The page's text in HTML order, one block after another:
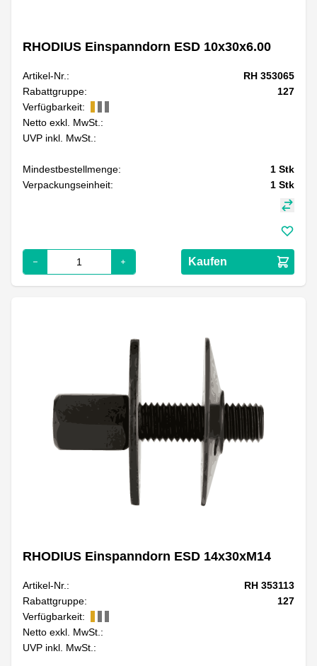
RHODIUS Einspanndorn ESD 10x30x6.00
Artikel-Nr.:
RH 353065
Rabattgruppe:
127
Verfügbarkeit:
Netto exkl. MwSt.:
UVP inkl. MwSt.:
Mindestbestellmenge: 1 Stk
Verpackungseinheit:
1 Stk
Kaufen
RHODIUS Einspanndorn ESD 14x30xM14
Artikel-Nr.:
RH 353113
Rabattgruppe:
127
Verfügbarkeit:
Netto exkl. MwSt.:
UVP inkl. MwSt.: